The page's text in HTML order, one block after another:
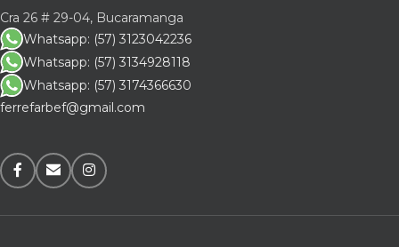
Cra 26 # 29-04, Bucaramanga
Whatsapp: (57) 3123042236
Whatsapp: (57) 3134928118
Whatsapp: (57) 3174366630
ferrefarbef@gmail.com